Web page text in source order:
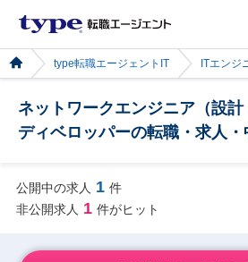
type転職エージェントIT ITエンジ
ネットワークエンジニア（設
ディベロッパーの転職・求人
公開中の求人 1 件
非公開求人 1 件がヒット